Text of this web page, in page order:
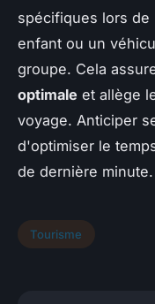
spécifiques lors de
enfant ou un
groupe. Cela
optimale et allège
voyage. Anticiper
d'optimiser le
de dernière minute.
Tourisme